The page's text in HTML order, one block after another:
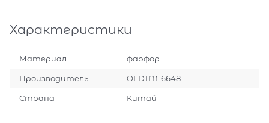
Характеристики
Материал фарфор
Производитель OLDIM-6648
Страна Китай